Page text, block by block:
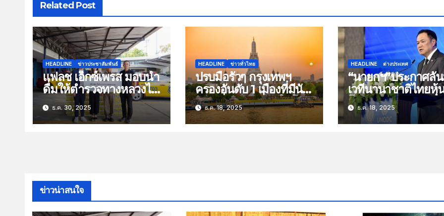
Related Post
HEADLINE ข่าวประชาสัมพันธ์
แฟลช เอ็กซ์เพรส มอบน้ำ
ดื่มให้ตำรวจทางหลวงไว้
บริการประชาชนช่วง
เทศกาลปีใหม่
ธ.ค. 30, 2025
HEADLINE ข่าวทั่วไทย
ปรบมือรัวๆ กรุงเทพฯ
ครองอันดับ 1 เมืองที่มีนัก
ท่องเที่ยวมากที่สุดในโลก
ปี 2568 กว่า 30.3 ล้าน
คน
ธ.ค. 18, 2025
HEADLINE ต่างประเทศ
“นายกฯ”ประกาศลั่
เวทีนานาชาติไทยหุ้
โลก แก้ปัญหา
อาชญากรรมออนไล
กัมพูชาไม่เข้าร่วมป
ธ.ค. 18, 2025
ข่าวน่าสนใจ